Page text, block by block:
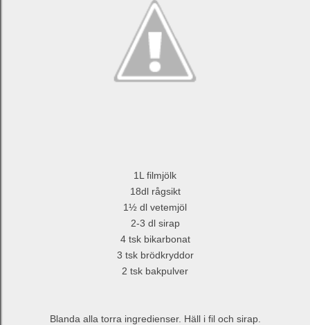
1L filmjölk
18dl rågsikt
1½ dl vetemjöl
2-3 dl sirap
4 tsk bikarbonat
3 tsk brödkryddor
2 tsk bakpulver
Blanda alla torra ingredienser. Häll i fil och sirap.